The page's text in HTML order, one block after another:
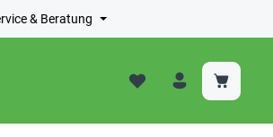
& Beratung